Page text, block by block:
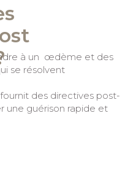
à un œdème et des
se résolvent
des directives post-
une guérison rapide et